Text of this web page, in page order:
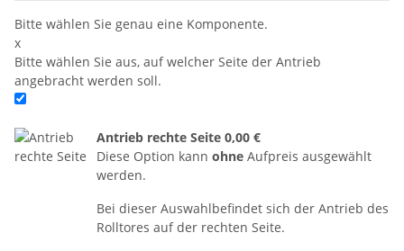
Bitte wählen Sie genau eine Komponente.
x
Bitte wählen Sie aus, auf welcher Seite der Antrieb
angebracht werden soll.
Antrieb rechte Seite 0,00 €
Diese Option kann ohneAufpreis ausgewählt
werden.
Bei dieser Auswahlbefindet sich der Antrieb des
Rolltores auf der rechten Seite.